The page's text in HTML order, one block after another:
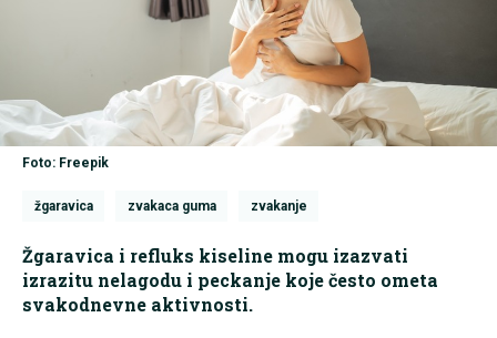
Foto: Freepik
žgaravica zvakaca guma zvakanje
Žgaravica i refluks kiseline mogu izazvati
izrazitu nelagodu i peckanje koje često ometa
svakodnevne aktivnosti.